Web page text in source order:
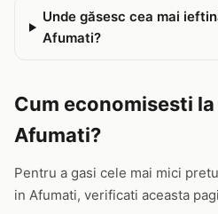
Unde găsesc cea mai
Afumati?
Cum economisesti
Afumati?
Pentru a gasi cele mai mici
in Afumati, verificati aceasta